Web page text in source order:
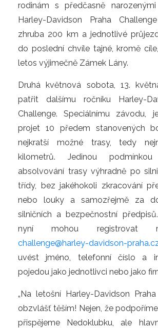
rodinám s předčasně
Harley-Davidson Praha
zhruba 200 km a jednotlivé
do poslední chvíle tajné, kromě
letos výjimečně Zámek Lány.
Druhá květnová sobota, 13.
patřit dalšímu ročníku Harley-
Challenge. Speciálnímu závodu,
projet 10 předem stanovených
nejkratší možné trasy, tedy
kilometrů. Jedinou
absolvování trasy výhradně po
třídy, bez jakéhokoli zkracování
nebo louky a samozřejmě za
silničních a bezpečnostní
nyní mohou registrovat
challenge@harley-davidson-
uvést jméno, telefonní číslo a
pojedou jako jednotlivci nebo jako
„Na letošní Harley-Davidson
obzvlášť těším! Nejen, že
přispějeme Nedoklubku, ale